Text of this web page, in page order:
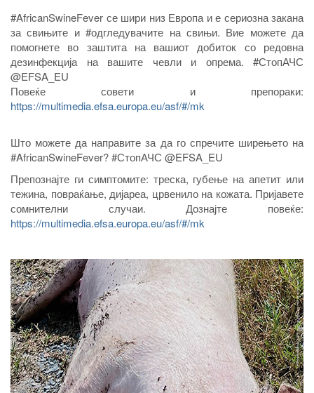
#AfricanSwineFever се шири низ Европа и е сериозна закана
за свињите и #одгледувачите на свињи. Вие можете да
помогнете во заштита на вашиот добиток со редовна
дезинфекција на вашите чевли и опрема. #СтопАЧС
@EFSA_EU
Повеќе совети и препораки:
https://multimedia.efsa.europa.eu/asf/#/mk
Што можете да направите за да го спречите ширењето на
#AfricanSwineFever? #СтопАЧС @EFSA_EU
Препознајте ги симптомите: треска, губење на апетит или
тежина, повраќање, дијареа, црвенило на кожата. Пријавете
сомнителни случаи. Дознајте повеќе:
https://multimedia.efsa.europa.eu/asf/#/mk